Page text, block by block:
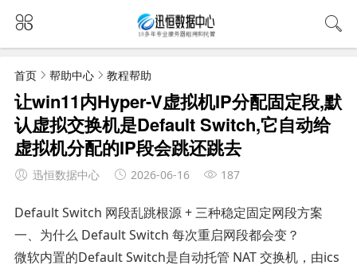
首页 帮助中心 教程帮助
让win11内Hyper-V虚拟机IP分配固定段,默
认虚拟交换机是Default Switch,它自动给
虚拟机分配的IP段会跳还跳去
迅恒数据中心 2026-06-16 187
Default Switch 网段乱跳根源 + 三种稳定固定网段方案
一、为什么 Default Switch 每次重启网段都会变？
微软内置的Default Switch是自动托管 NAT 交换机，由ics